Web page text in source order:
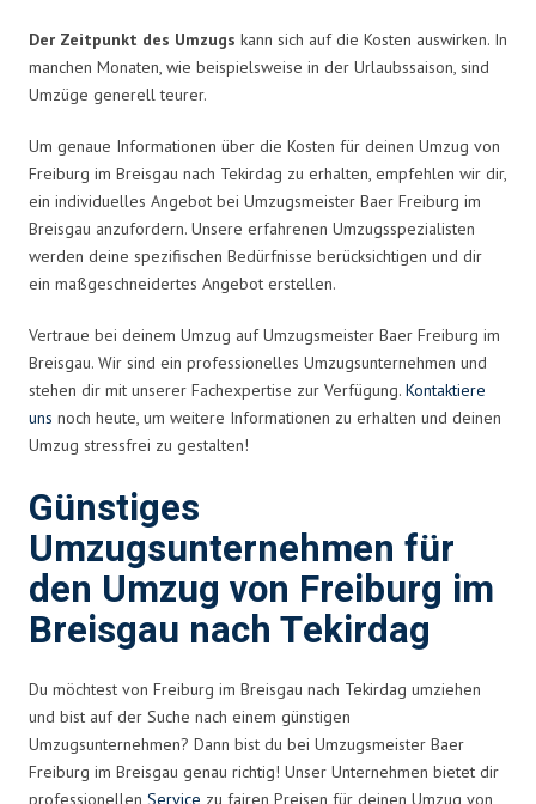
Der Zeitpunkt des Umzugs kann sich auf die Kosten auswirken. In
manchen Monaten, wie beispielsweise in der Urlaubssaison, sind
Umzüge generell teurer.
Um genaue Informationen über die Kosten für deinen Umzug von
Freiburg im Breisgau nach Tekirdag zu erhalten, empfehlen wir dir,
ein individuelles Angebot bei Umzugsmeister Baer Freiburg im
Breisgau anzufordern. Unsere erfahrenen Umzugsspezialisten
werden deine spezifischen Bedürfnisse berücksichtigen und dir
ein maßgeschneidertes Angebot erstellen.
Vertraue bei deinem Umzug auf Umzugsmeister Baer Freiburg im
Breisgau. Wir sind ein professionelles Umzugsunternehmen und
stehen dir mit unserer Fachexpertise zur Verfügung. Kontaktiere
uns noch heute, um weitere Informationen zu erhalten und deinen
Umzug stressfrei zu gestalten!
Günstiges
Umzugsunternehmen für
den Umzug von Freiburg im
Breisgau nach Tekirdag
Du möchtest von Freiburg im Breisgau nach Tekirdag umziehen
und bist auf der Suche nach einem günstigen
Umzugsunternehmen? Dann bist du bei Umzugsmeister Baer
Freiburg im Breisgau genau richtig! Unser Unternehmen bietet dir
professionellen Service zu fairen Preisen für deinen Umzug von